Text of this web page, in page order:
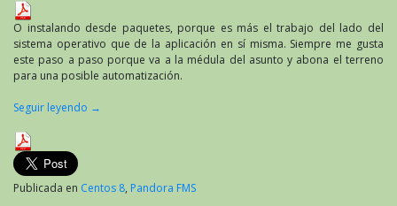
O instalando desde paquetes, porque es más el trabajo del lado del
sistema operativo que de la aplicación en sí misma. Siempre me gusta
este paso a paso porque va a la médula del asunto y abona el terreno
para una posible automatización.
Seguir leyendo →
Publicada en Centos 8, Pandora FMS